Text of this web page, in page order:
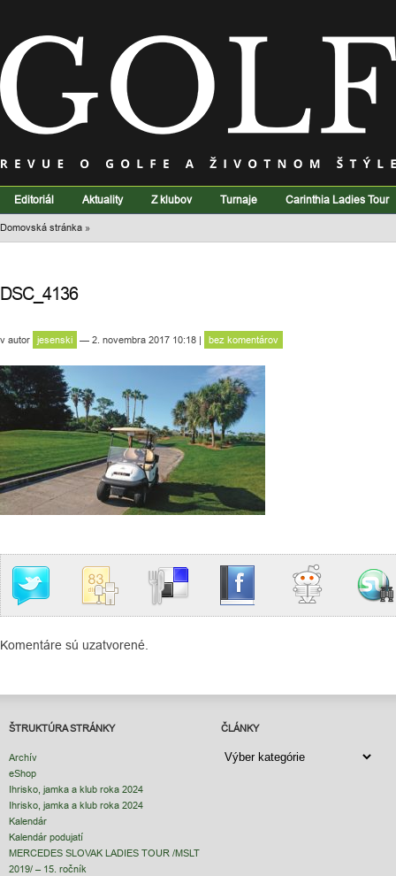
Editoriál Aktuality Z klubov Turnaje Carinthia Ladies Tour
Domovská stránka »
DSC_4136
v autor jesenski — 2. novembra 2017 10:18 | bez komentárov
Komentáre sú uzatvorené.
ŠTRUKTÚRA STRÁNKY
Archív
eShop
Ihrisko, jamka a klub roka 2024
Ihrisko, jamka a klub roka 2024
Kalendár
Kalendár podujatí
MERCEDES SLOVAK LADIES TOUR /MSLT
2019/ – 15. ročník
ČLÁNKY
ČLÁNKY